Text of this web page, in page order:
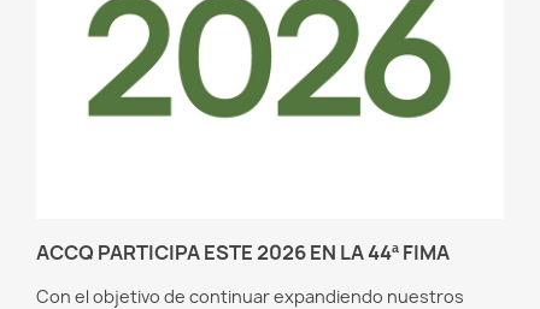
ACCQ PARTICIPA ESTE 2026 EN LA 44ª FIMA
Con el objetivo de continuar expandiendo nuestros